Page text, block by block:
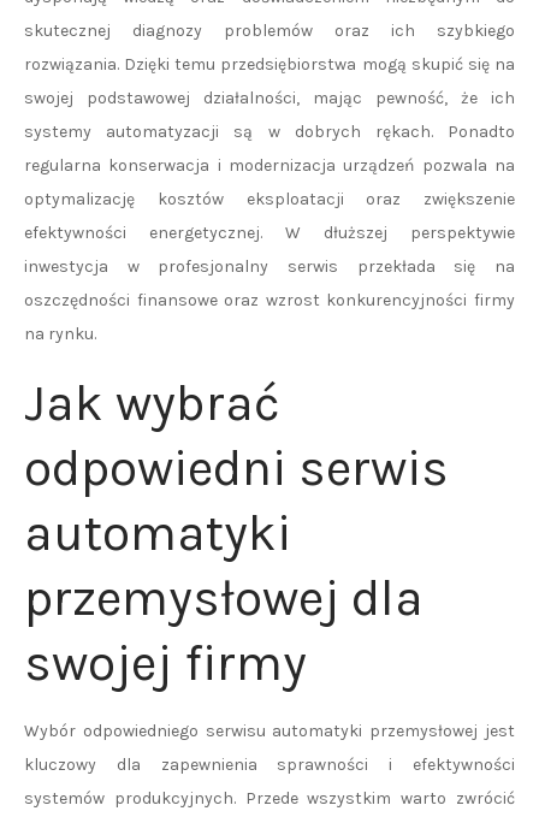
skutecznej diagnozy problemów oraz ich szybkiego
rozwiązania. Dzięki temu przedsiębiorstwa mogą skupić się na
swojej podstawowej działalności, mając pewność, że ich
systemy automatyzacji są w dobrych rękach. Ponadto
regularna konserwacja i modernizacja urządzeń pozwala na
optymalizację kosztów eksploatacji oraz zwiększenie
efektywności energetycznej. W dłuższej perspektywie
inwestycja w profesjonalny serwis przekłada się na
oszczędności finansowe oraz wzrost konkurencyjności firmy
na rynku.
Jak wybrać
odpowiedni serwis
automatyki
przemysłowej dla
swojej firmy
Wybór odpowiedniego serwisu automatyki przemysłowej jest
kluczowy dla zapewnienia sprawności i efektywności
systemów produkcyjnych. Przede wszystkim warto zwrócić